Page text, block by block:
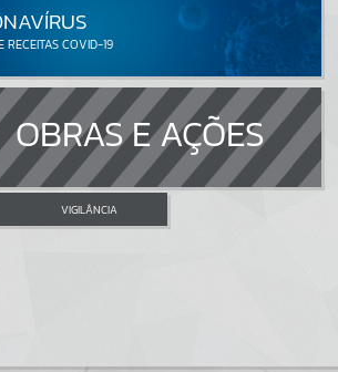
OBRAS E AÇÕES
VIGILÂNCIA